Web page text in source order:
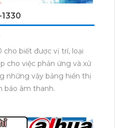
cho biết được vị trí, loại
cho việc phản ứng và xử
những vậy bảng hiển thị
báo âm thanh.